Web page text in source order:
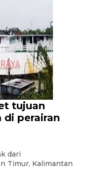
tujuan
perairan
dari
Timur, Kalimantan